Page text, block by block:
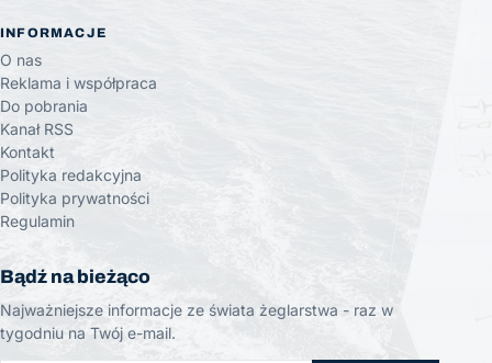
INFORMACJE
O nas
Reklama i współpraca
Do pobrania
Kanał RSS
Kontakt
Polityka redakcyjna
Polityka prywatności
Regulamin
Bądź na bieżąco
Najważniejsze informacje ze świata żeglarstwa - raz w
tygodniu na Twój e-mail.